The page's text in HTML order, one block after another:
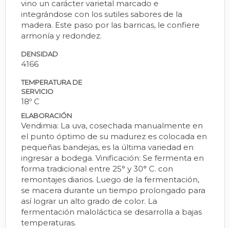
vino un carácter varietal marcado e
integrándose con los sutiles sabores de la
madera. Este paso por las barricas, le confiere
armonía y redondez.
DENSIDAD
4166
TEMPERATURA DE
SERVICIO
18º C
ELABORACIÓN
Vendimia: La uva, cosechada manualmente en
el punto óptimo de su madurez es colocada en
pequeñas bandejas, es la última variedad en
ingresar a bodega. Vinificación: Se fermenta en
forma tradicional entre 25° y 30° C. con
remontajes diarios. Luego de la fermentación,
se macera durante un tiempo prolongado para
así lograr un alto grado de color. La
fermentación maloláctica se desarrolla a bajas
temperaturas.